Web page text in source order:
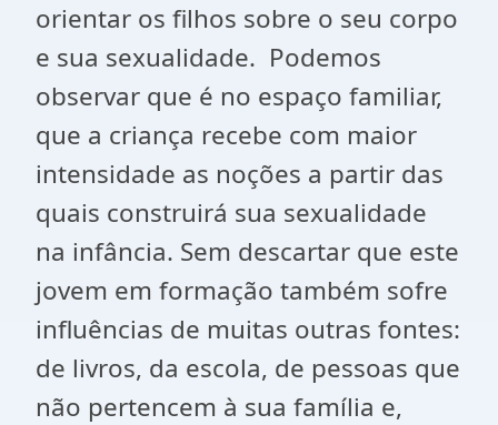
orientar os filhos sobre o seu corpo
e sua sexualidade. Podemos
observar que é no espaço familiar,
que a criança recebe com maior
intensidade as noções a partir das
quais construirá sua sexualidade
na infância. Sem descartar que este
jovem em formação também sofre
influências de muitas outras fontes:
de livros, da escola, de pessoas que
não pertencem à sua família e,